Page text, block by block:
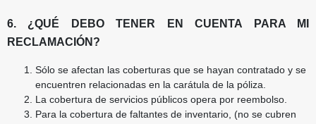
6. ¿QUÉ DEBO TENER EN CUENTA PARA MI
RECLAMACIÓN?
Sólo se afectan las coberturas que se hayan contratado y se
encuentren relacionadas en la carátula de la póliza.
La cobertura de servicios públicos opera por reembolso.
Para la cobertura de faltantes de inventario, (no se cubren